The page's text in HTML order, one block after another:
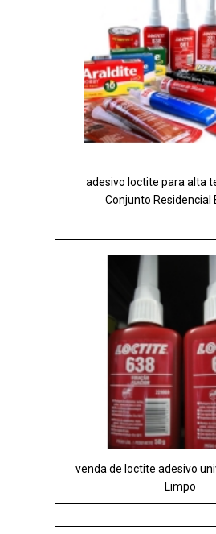
adesivo loctite para alta
Conjunto Residencial
venda de loctite adesivo
Limpo